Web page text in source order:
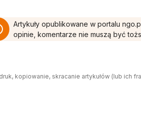
Artykuły opublikowane w portalu
opinie, komentarze nie muszą być
kopiowanie, skracanie artykułów (lub ich